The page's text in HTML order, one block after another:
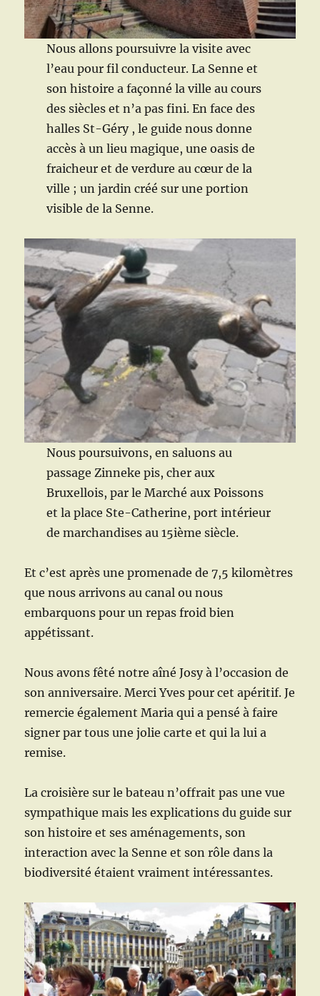
Nous allons poursuivre la visite avec
l’eau pour fil conducteur. La Senne et
son histoire a façonné la ville au cours
des siècles et n’a pas fini. En face des
halles St-Géry , le guide nous donne
accès à un lieu magique, une oasis de
fraicheur et de verdure au cœur de la
ville ; un jardin créé sur une portion
visible de la Senne.
Nous poursuivons, en saluons au
passage Zinneke pis, cher aux
Bruxellois, par le Marché aux Poissons
et la place Ste-Catherine, port intérieur
de marchandises au 15ième siècle.
Et c’est après une promenade de 7,5 kilomètres
que nous arrivons au canal ou nous
embarquons pour un repas froid bien
appétissant.
Nous avons fêté notre aîné Josy à l’occasion de
son anniversaire. Merci Yves pour cet apéritif. Je
remercie également Maria qui a pensé à faire
signer par tous une jolie carte et qui la lui a
remise.
La croisière sur le bateau n’offrait pas une vue
sympathique mais les explications du guide sur
son histoire et ses aménagements, son
interaction avec la Senne et son rôle dans la
biodiversité étaient vraiment intéressantes.